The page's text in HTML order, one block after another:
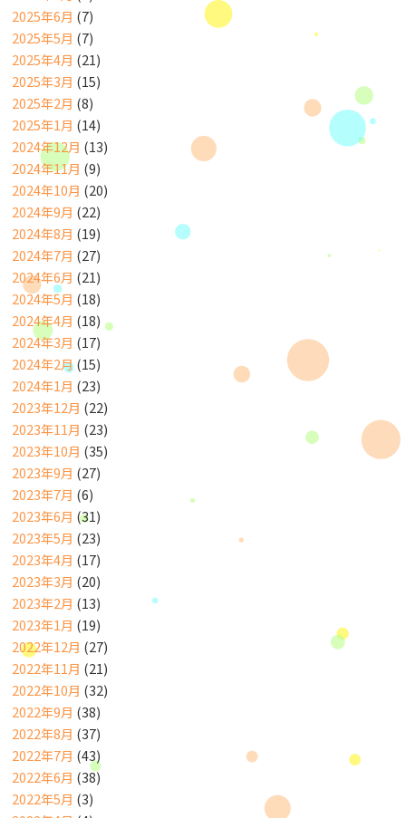
2025年6月 (7)
2025年5月 (7)
2025年4月 (21)
2025年3月 (15)
2025年2月 (8)
2025年1月 (14)
2024年12月 (13)
2024年11月 (9)
2024年10月 (20)
2024年9月 (22)
2024年8月 (19)
2024年7月 (27)
2024年6月 (21)
2024年5月 (18)
2024年4月 (18)
2024年3月 (17)
2024年2月(15)
2024年1月 (23)
2023年12月 (22)
2023年11月 (23)
2023年10月 (35)
2023年9月 (27)
2023年7月 (6)
2023年6月 (31)
2023年5月 (23)
2023年4月 (17)
2023年3月 (20)
2023年2月 (13)
2023年1月 (19)
2022年12月 (27)
2022年11月 (21)
2022年10月 (32)
2022年9月 (38)
2022年8月 (37)
2022年7月 (43)
2022年6月 (38)
2022年5月 (3)